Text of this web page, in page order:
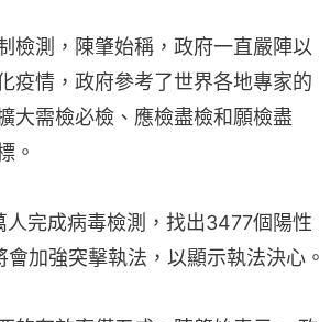
檢測，陳肇始稱，政府一直嚴陣以
疫情，政府參考了世界各地專家的
大需檢必檢、應檢盡檢和願檢盡
。
人完成病毒檢測，找出3477個陽性
加強突擊執法，以顯示執法決心。